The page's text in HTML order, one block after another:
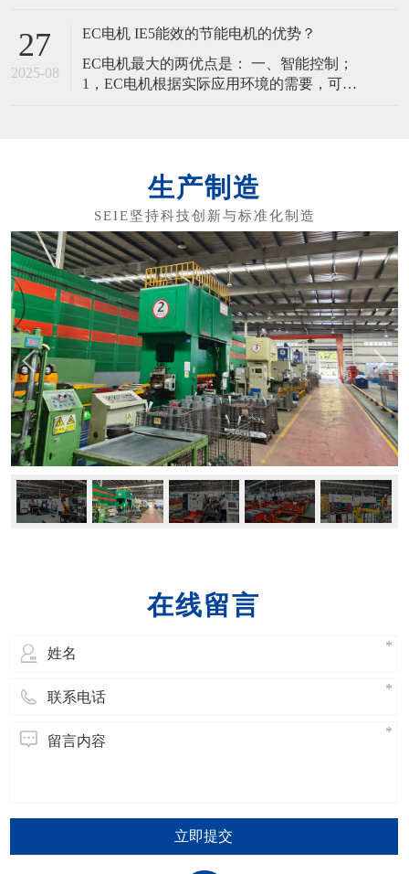
100、IEC-112、IEC-132，最大输出功率
机的产品优势： - 极高的效率，平均值达
27
2025-08
EC电机 IE5能效的节能电机的优势？
EC电机最大的两优点是： 一、智能控制；
1，EC电机根据实际应用环境的需要，可以
现永磁同步，无转速差，在通过频率调
生产制造
在线留言
立即提交